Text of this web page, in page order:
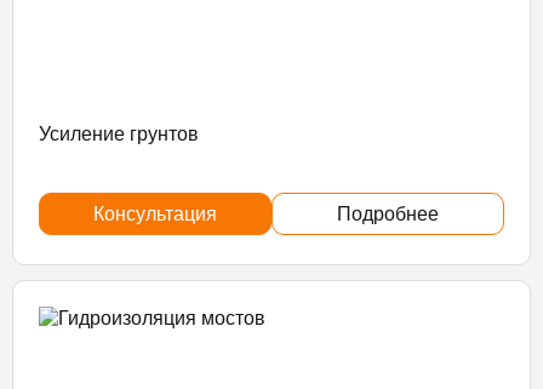
Усиление грунтов
Консультация Подробнее